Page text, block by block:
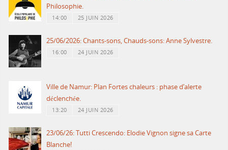
Philosophie.
14:00 25 JUIN 2026
25/06/2026: Chants-sons, Chauds-sons: Anne Sylvestre.
16:00 24 JUIN 2026
Ville de Namur: Plan Fortes chaleurs : phase d’alerte
déclenchée.
13:20 24 JUIN 2026
23/06/26: Tutti Crescendo: Elodie Vignon signe sa Carte
Blanche!